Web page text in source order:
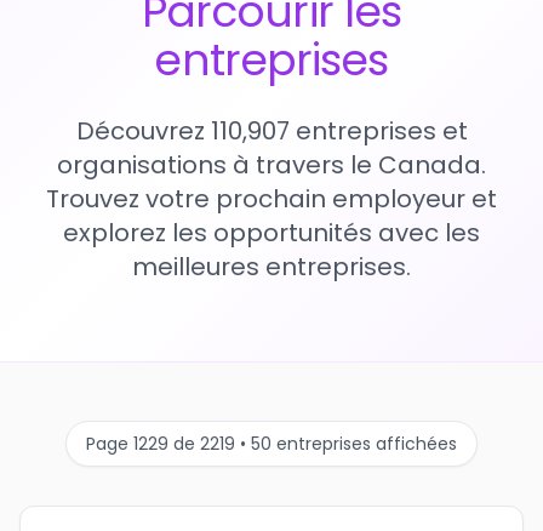
entreprises
Découvrez 110,907 entreprises et
organisations à travers le Canada.
Trouvez votre prochain employeur et
explorez les opportunités avec les
meilleures entreprises.
Page 1229 de 2219 • 50 entreprises affichées